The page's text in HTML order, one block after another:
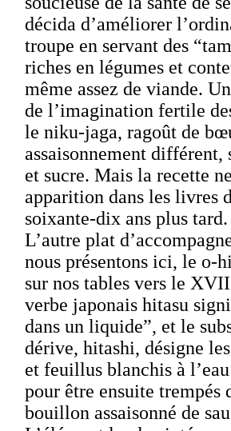
décida d’améliorer
troupe en servant des
riches en légumes et
même assez de viande.
de l’imagination fertile
le niku-jaga, ragoût de
assaisonnement différent,
et sucre. Mais la recette
apparition dans les livres
soixante-dix ans plus tard.
L’autre plat
nous présentons ici, le o-
sur nos tables vers le
verbe japonais hitasu
dans un liquide”, et le
dérive, hitashi, désigne
et feuillus blanchis à
pour être ensuite trempés
bouillon assaisonné de